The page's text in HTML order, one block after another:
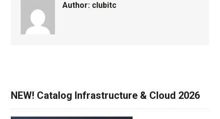
Author: clubitc
NEW! Catalog Infrastructure & Cloud 2026